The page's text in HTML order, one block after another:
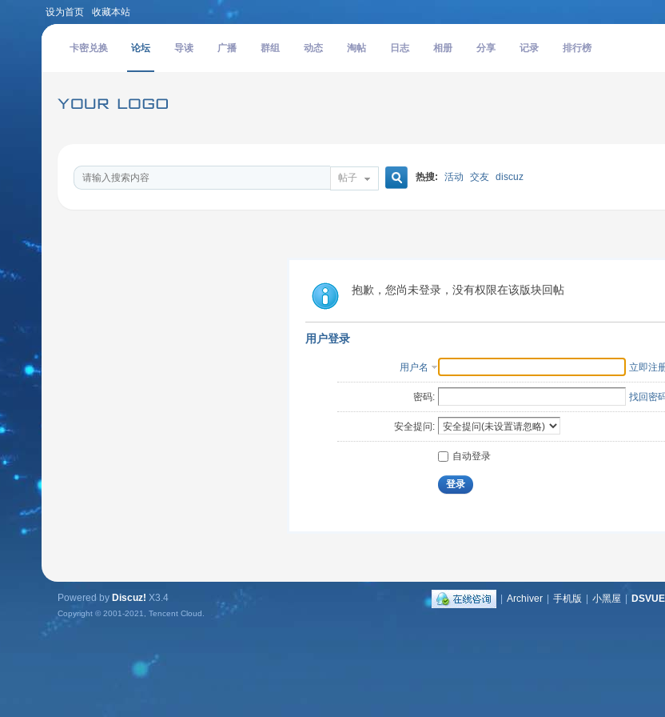
设为首页 收藏本站
卡密兑换 论坛 导读 广播 群组 动态 淘帖 日志 相册 分享 记录 排行榜
帖子 热搜: 活动 交友 discuz
抱歉，您尚未登录，没有权限在该版块回帖
用户登录
用户名 立即注
密码: 找回密
安全提问:
自动登录
登录
| Archiver | 手机版 | 小黑屋 |
Powered by Discuz! X3.4
Copyright © 2001-2021, Tencent Cloud.